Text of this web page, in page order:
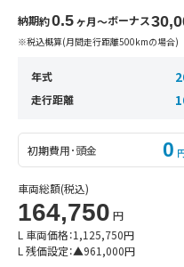
納期約0.5ヶ月〜ボーナス
※税込概算(月間走行距離500kmの場合)
年式
走行距離
初期費用･頭金 0 円
車両総額(税込)
164,750 円
L 車両価格：1,125,750円
L 残価設定：▲961,000円